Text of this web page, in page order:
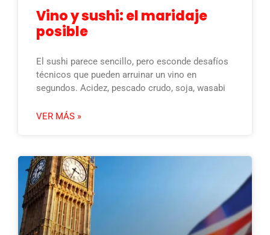
Vino y sushi: el maridaje
posible
El sushi parece sencillo, pero esconde desafíos
técnicos que pueden arruinar un vino en
segundos. Acidez, pescado crudo, soja, wasabi
VER MÁS »